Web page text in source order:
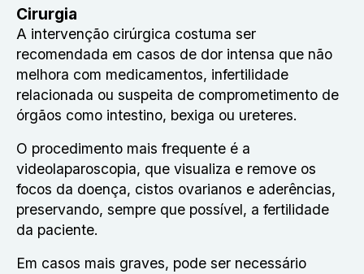
Cirurgia
A intervenção cirúrgica costuma ser
recomendada em casos de dor intensa que não
melhora com medicamentos, infertilidade
relacionada ou suspeita de comprometimento de
órgãos como intestino, bexiga ou ureteres.
O procedimento mais frequente é a
videolaparoscopia, que visualiza e remove os
focos da doença, cistos ovarianos e aderências,
preservando, sempre que possível, a fertilidade
da paciente.
Em casos mais graves, pode ser necessário